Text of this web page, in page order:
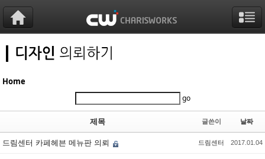
Home
go
제목 글쓴이 날짜
드림센터 카페헤븐 메뉴판 의뢰 드림센터 2017.01.04